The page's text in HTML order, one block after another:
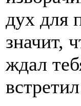
дух для
значит,
ждал